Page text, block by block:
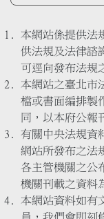
本網站係提供法
供法規及法律諮
可逕向發布法規
本網站之臺北市
檔或書面編排製
同，以本府公報
有關中央法規資
網站所發布之法
各主管機關之公
機關刊載之資料
本網站資料如有
員，我們會即刻